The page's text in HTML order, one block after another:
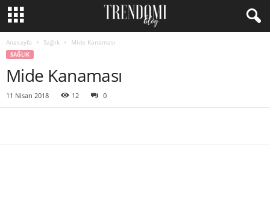
Anasayfa Sağlık Mide Kanaması
SAĞLIK
Mide Kanaması
11 Nisan 2018 12 0